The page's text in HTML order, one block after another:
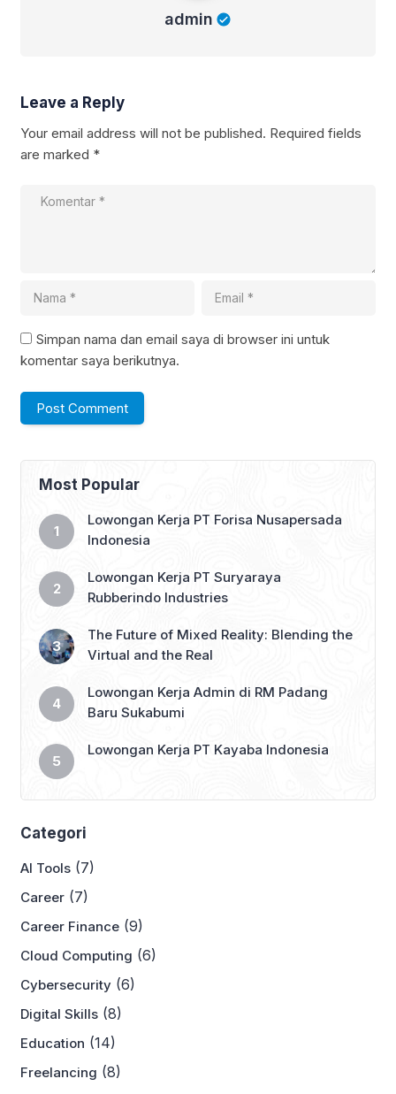
admin
Leave a Reply
Your email address will not be published. Required fields
are marked *
Simpan nama dan email saya di browser ini untuk
komentar saya berikutnya.
Most Popular
Lowongan Kerja PT Forisa Nusapersada
Indonesia
Lowongan Kerja PT Suryaraya
Rubberindo Industries
The Future of Mixed Reality: Blending the
Virtual and the Real
Lowongan Kerja Admin di RM Padang
Baru Sukabumi
Lowongan Kerja PT Kayaba Indonesia
Categori
AI Tools (7)
Career (7)
Career Finance (9)
Cloud Computing (6)
Cybersecurity (6)
Digital Skills (8)
Education (14)
Freelancing (8)